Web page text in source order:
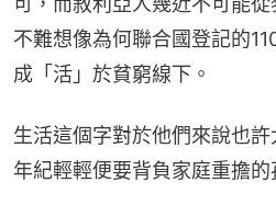
不難想像為何聯合國登記的
成「活」於貧窮線下。
生活這個字對於他們來說也
年紀輕輕便要背負家庭重擔的